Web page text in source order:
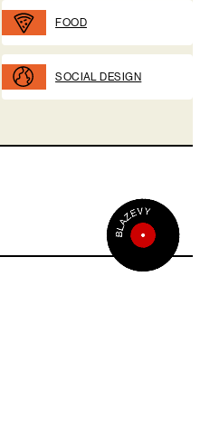
FOOD
SOCIAL DESIGN